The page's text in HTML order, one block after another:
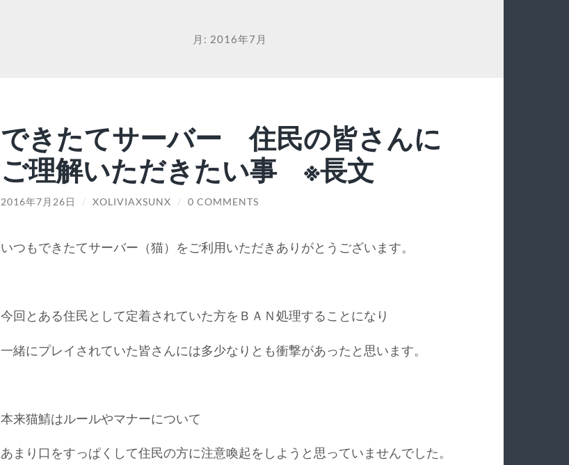
月: 2016年7月
できたてサーバー 住民の皆さんに
ご理解いただきたい事 ※長文
2016年7月26日 / XOLIVIAXSUNX / 0 COMMENTS
いつもできたてサーバー（猫）をご利用いただきありがとうございます。
今回とある住民として定着されていた方をＢＡＮ処理することになり
一緒にプレイされていた皆さんには多少なりとも衝撃があったと思います。
本来猫鯖はルールやマナーについて
あまり口をすっぱくして住民の方に注意喚起をしようと思っていませんでした。